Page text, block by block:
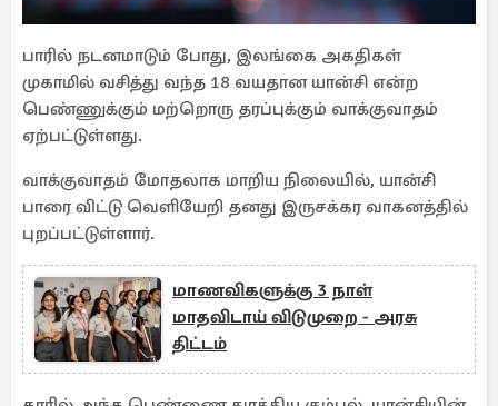
பாரில் நடனமாடும் போது, இலங்கை அகதிகள்
முகாமில் வசித்து வந்த 18 வயதான யான்சி என்ற
பெண்ணுக்கும் மற்றொரு தரப்புக்கும் வாக்குவாதம்
ஏற்பட்டுள்ளது.
வாக்குவாதம் மோதலாக மாறிய நிலையில், யான்சி
பாரை விட்டு வெளியேறி தனது இருசக்கர வாகனத்தில்
புறப்பட்டுள்ளார்.
மாணவிகளுக்கு 3 நாள்
மாதவிடாய் விடுமுறை - அரசு
திட்டம்